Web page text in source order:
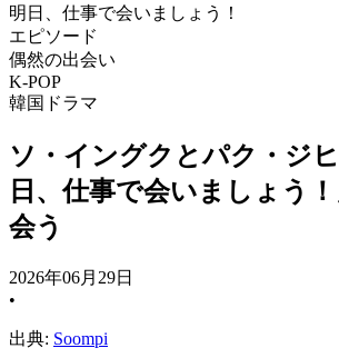
明日、仕事で会いましょう！
エピソード
偶然の出会い
K-POP
韓国ドラマ
ソ・イングクとパク・ジ
日、仕事で会いましょう
会う
2026年06月29日
•
出典: Soompi